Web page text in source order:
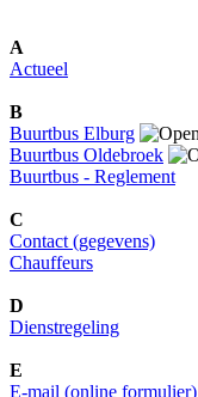
A
Actueel
B
Buurtbus Elburg
Buurtbus Oldebroek
Buurtbus - Reglement
C
Contact (gegevens)
Chauffeurs
D
Dienstregeling
E
E-mail (online formulier)